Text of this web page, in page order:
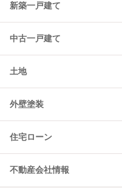
新築一戸建て
中古一戸建て
土地
外壁塗装
住宅ローン
不動産会社情報